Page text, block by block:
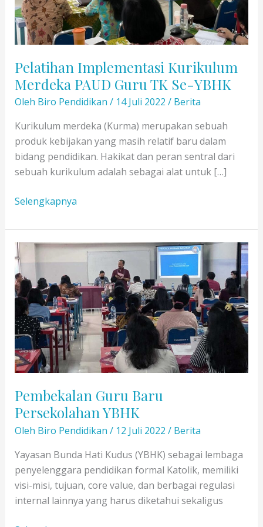
Pelatihan Implementasi Kurikulum
Merdeka PAUD Guru TK Se-YBHK
Oleh Biro Pendidikan / 14 Juli 2022 / Berita
Kurikulum merdeka (Kurma) merupakan sebuah
produk kebijakan yang masih relatif baru dalam
bidang pendidikan. Hakikat dan peran sentral dari
sebuah kurikulum adalah sebagai alat untuk […]
Pelatihan
Kurikulum
Merdeka
PAUD
Guru
TK
Se-
YBHK
Selengkapnya
Pembekalan Guru Baru
Persekolahan YBHK
Oleh Biro Pendidikan / 12 Juli 2022 / Berita
Yayasan Bunda Hati Kudus (YBHK) sebagai lembaga
penyelenggara pendidikan formal Katolik, memiliki
visi-misi, tujuan, core value, dan berbagai regulasi
internal lainnya yang harus diketahui sekaligus